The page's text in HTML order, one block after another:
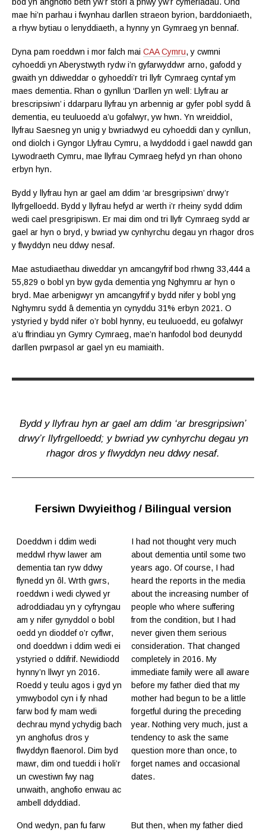
mae hi’n parhau i fwynhau darllen straeon byrion, barddoniaeth,
a rhyw bytiau o lenyddiaeth, a hynny yn Gymraeg yn bennaf.
Dyna pam roeddwn i mor falch mai CAA Cymru, y cwmni
cyhoeddi yn Aberystwyth rydw i’n gyfarwyddwr arno, gafodd y
gwaith yn ddiweddar o gyhoeddi’r tri llyfr Cymraeg cyntaf ym
maes dementia. Rhan o gynllun ‘Darllen yn well: Llyfrau ar
brescripsiwn’ i ddarparu llyfrau yn arbennig ar gyfer pobl sydd â
dementia, eu teuluoedd a’u gofalwyr, yw hwn. Yn wreiddiol,
llyfrau Saesneg yn unig y bwriadwyd eu cyhoeddi dan y cynllun,
ond diolch i Gyngor Llyfrau Cymru, a lwyddodd i gael nawdd gan
Lywodraeth Cymru, mae llyfrau Cymraeg hefyd yn rhan ohono
erbyn hyn.
Bydd y llyfrau hyn ar gael am ddim ‘ar bresgripsiwn’ drwy’r
llyfrgelloedd. Bydd y llyfrau hefyd ar werth i’r rheiny sydd ddim
wedi cael presgripiswn. Er mai dim ond tri llyfr Cymraeg sydd ar
gael ar hyn o bryd, y bwriad yw cynhyrchu degau yn rhagor dros
y flwyddyn neu ddwy nesaf.
Mae astudiaethau diweddar yn amcangyfrif bod rhwng 33,444 a
55,829 o bobl yn byw gyda dementia yng Nghymru ar hyn o
bryd. Mae arbenigwyr yn amcangyfrif y bydd nifer y bobl yng
Nghymru sydd â dementia yn cynyddu 31% erbyn 2021. O
ystyried y bydd nifer o’r bobl hynny, eu teuluoedd, eu gofalwyr
a’u ffrindiau yn Gymry Cymraeg, mae’n hanfodol bod deunydd
darllen pwrpasol ar gael yn eu mamiaith.
Bydd y llyfrau hyn ar gael am ddim ‘ar bresgripsiwn’
drwy’r llyfrgelloedd; y bwriad yw cynhyrchu degau yn
rhagor dros y flwyddyn neu ddwy nesaf.
Fersiwn Dwyieithog / Bilingual version
Doeddwn i ddim wedi
meddwl rhyw lawer am
dementia tan ryw ddwy
flynedd yn ôl. Wrth gwrs,
roeddwn i wedi clywed yr
adroddiadau yn y cyfryngau
am y nifer gynyddol o bobl
oedd yn dioddef o’r cyflwr,
ond doeddwn i ddim wedi ei
ystyried o ddifrif. Newidiodd
hynny’n llwyr yn 2016.
Roedd y teulu agos i gyd yn
ymwybodol cyn i fy nhad
farw bod fy mam wedi
dechrau mynd ychydig bach
yn anghofus dros y
flwyddyn flaenorol. Dim byd
mawr, dim ond tueddi i holi’r
un cwestiwn fwy nag
unwaith, anghofio enwau ac
ambell ddyddiad.
I had not thought very much
about dementia until some two
years ago. Of course, I had
heard the reports in the media
about the increasing number of
people who where suffering
from the condition, but I had
never given them serious
consideration. That changed
completely in 2016. My
immediate family were all aware
before my father died that my
mother had begun to be a little
forgetful during the preceding
year. Nothing very much, just a
tendency to ask the same
question more than once, to
forget names and occasional
dates.
Ond wedyn, pan fu farw
But then, when my father died